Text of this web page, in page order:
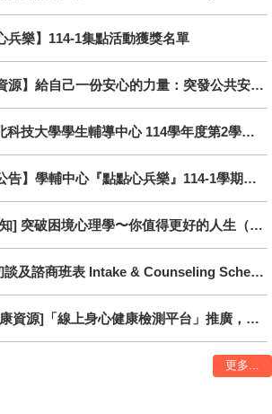
兵樂】114-1集點活動獲獎名單
【安心資源】給自己一份安心的力量：突發公共安全事件
國立臺北科技大學學生輔導中心 114學年度第2學期 兼任輔導人員 招募公告
【期初公告】學輔中心『點點心兵樂』114-1學期集點換禮品活動
[活動轉知] 突破困境心理學〜你值得更好的人生（Zoom線上公益課程）
114-1 初談及諮商班表 Intake & Counseling Schedule(包含心理師學經歷與專長)
[心理健康資源]「線上身心健康檢測平台」推廣，歡迎有興趣的教職員生參考使用
更多...